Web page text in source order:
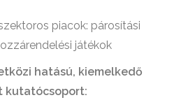
piacok: párosítási
játékok
hatású, kiemelkedő
kutatócsoport: